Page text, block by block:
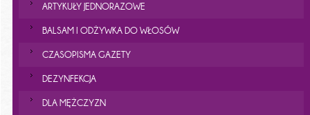
ARTYKUŁY JEDNORAZOWE
BALSAM I ODŻYWKA DO WŁOSÓW
CZASOPISMA GAZETY
DEZYNFEKCJA
DLA MĘŻCZYZN